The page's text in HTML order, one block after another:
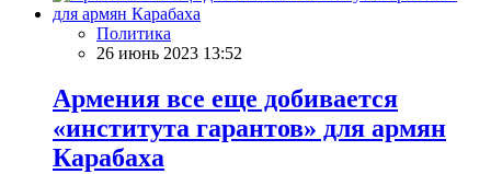
Политика
26 июнь 2023 13:52
Армения все еще добивается
«института гарантов» для армян
Карабаха